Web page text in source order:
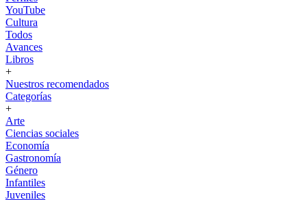
YouTube
Cultura
Todos
Avances
Libros
+
Nuestros recomendados
Categorías
+
Arte
Ciencias sociales
Economía
Gastronomía
Género
Infantiles
Juveniles